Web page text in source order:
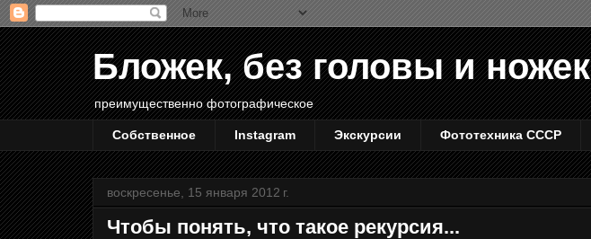
Бложек, без головы и ножек
преимущественно фотографическое
Собственное Instagram Экскурсии Фототехника СССР
воскресенье, 15 января 2012 г.
Чтобы понять, что такое рекурсия...